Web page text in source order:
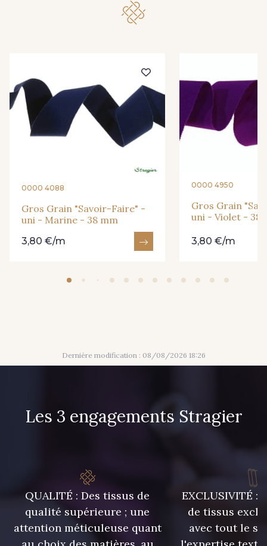
951 - 951 77 - Noisette
3 - Turquoise 55 - Violet
2 - Bleu Encre 33 - Rose Corail
0000 4088
Gros Grain "Savoir-Faire" -
uni - Marine - 38 mm
3,80 €/m
0000 4950
Gros Grain
uni - Violet - 38
3,80 €/m
Dernière modification : 08/08/2026 18:26
Les 3 engagements Stragier
QUALITÉ : Des tissus de
qualité supérieure ; une
attention méticuleuse quant
EXCLUSIVITÉ :
de tissus
avec tout le